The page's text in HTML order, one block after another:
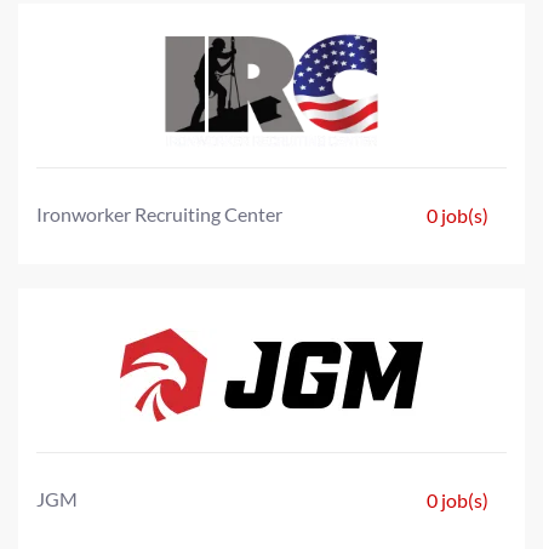
Ironworker Recruiting Center 0 job(s)
JGM 0 job(s)